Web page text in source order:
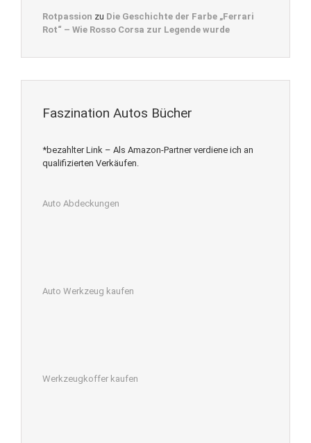
Rotpassion zu Die Geschichte der Farbe „Ferrari
Rot“ – Wie Rosso Corsa zur Legende wurde
Faszination Autos Bücher
*bezahlter Link – Als Amazon-Partner verdiene ich an
qualifizierten Verkäufen.
Auto Abdeckungen
Auto Werkzeug kaufen
Werkzeugkoffer kaufen